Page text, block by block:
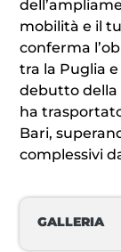
mobilità e il
conferma
tra la Puglia
debutto della
ha
Bari,
complessivi
GALLERIA